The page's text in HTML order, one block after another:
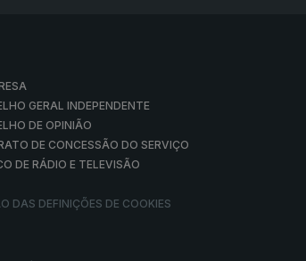
GERAL INDEPENDENTE
DE OPINIÃO
DE CONCESSÃO DO SERVIÇO
DE RÁDIO E TELEVISÃO
DAS DEFINIÇÕES DE COOKIES